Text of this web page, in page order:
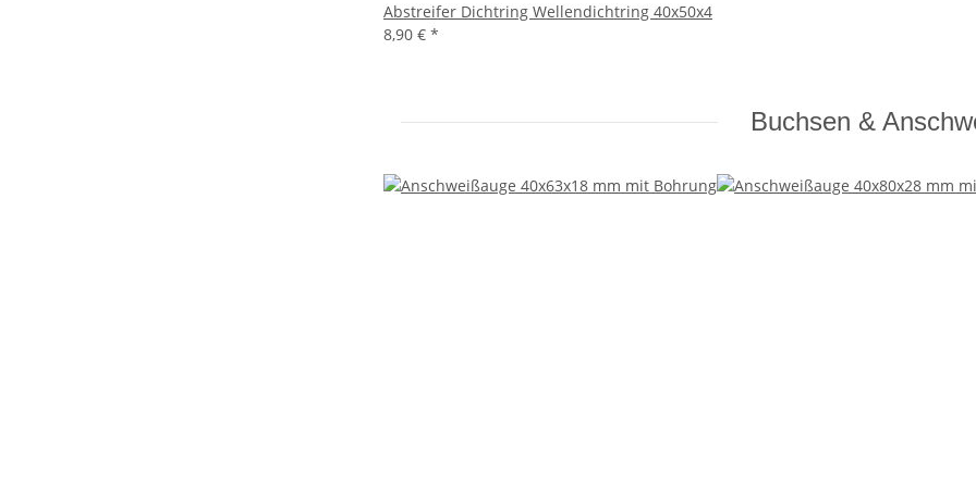
Abstreifer Dichtring Wellendichtring 40x50x4
8,90 € *
Buchsen &